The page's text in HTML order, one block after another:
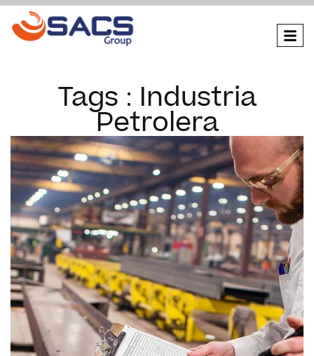
Tags : Industria
Petrolera